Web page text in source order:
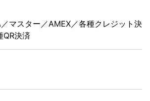
マスター／AMEX／各種クレジット決
QR決済